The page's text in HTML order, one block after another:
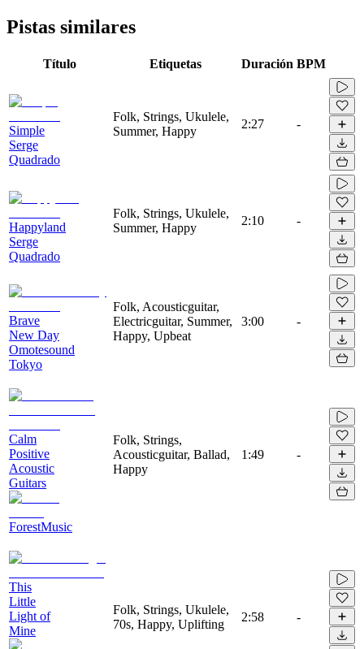
Pistas similares
Título Etiquetas Duración BPM
Simple
Serge
Quadrado
Folk, Strings, Ukulele,
Summer, Happy
2:27 -
Happyland
Serge
Quadrado
Folk, Strings, Ukulele,
Summer, Happy
2:10 -
Brave
New Day
Omotesound
Tokyo
Folk, Acousticguitar,
Electricguitar, Summer,
Happy, Upbeat
3:00 -
Calm
Positive
Acoustic
Guitars
ForestMusic
Folk, Strings,
Acousticguitar, Ballad,
Happy
1:49 -
This
Little
Light of
Mine
Folk, Strings, Ukulele,
70s, Happy, Uplifting
2:58 -